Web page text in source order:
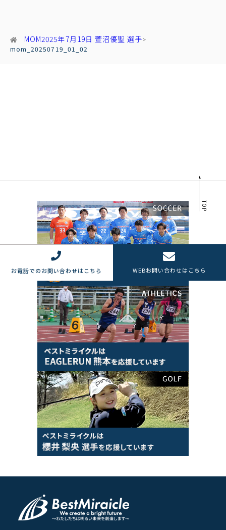
MOM2025年7月19日 萱沼優聖 選手
mom_20250719_01_02
TOP
お電話でのお問い合わせはこちら WEBお問い合わせはこちら